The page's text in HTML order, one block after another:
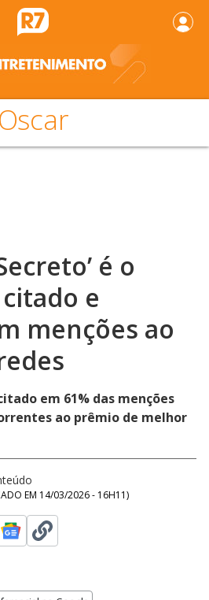
Oscar
é o
e
menções ao
em 61% das menções
ao prêmio de melhor
EM 14/03/2026 - 16H11)